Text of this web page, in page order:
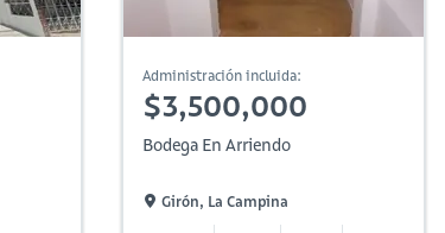
Administración incluida:
$3,500,000
Bodega En Arriendo
Girón, La Campina